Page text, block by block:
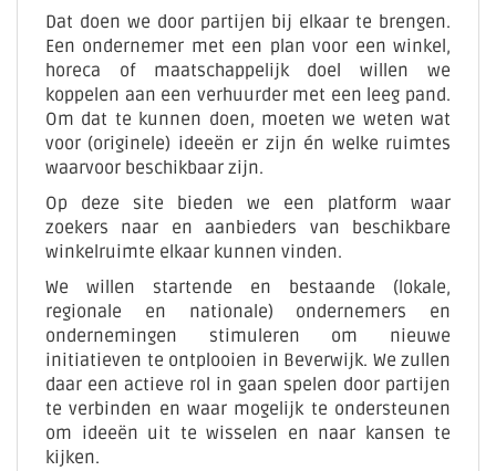
Dat doen we door partijen bij elkaar te brengen.
Een ondernemer met een plan voor een winkel,
horeca of maatschappelijk doel willen we
koppelen aan een verhuurder met een leeg pand.
Om dat te kunnen doen, moeten we weten wat
voor (originele) ideeën er zijn én welke ruimtes
waarvoor beschikbaar zijn.
Op deze site bieden we een platform waar
zoekers naar en aanbieders van beschikbare
winkelruimte elkaar kunnen vinden.
We willen startende en bestaande (lokale,
regionale en nationale) ondernemers en
ondernemingen stimuleren om nieuwe
initiatieven te ontplooien in Beverwijk. We zullen
daar een actieve rol in gaan spelen door partijen
te verbinden en waar mogelijk te ondersteunen
om ideeën uit te wisselen en naar kansen te
kijken.